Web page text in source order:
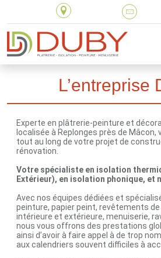
L’entreprise
Experte en plâtrerie-peinture et
localisée à Replonges près de Mâcon,
tout au long de votre projet de
rénovation.
Votre spécialiste en isolation
Extérieur), en isolation phonique, et
Avec nos équipes dédiées et
peinture, papier peint, revêtements
intérieure et extérieure, menuiserie,
nous vous offrons des prestations
ainsi d’avoir à faire appel à de trop
aux calendriers souvent difficiles à